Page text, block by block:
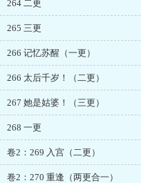
264 二更
265 三更
266 记忆苏醒（一更）
266 太后千岁！（二更）
267 她是姑婆！（三更）
268 一更
卷2：269 入宫（二更）
卷2：270 重逢（两更合一）